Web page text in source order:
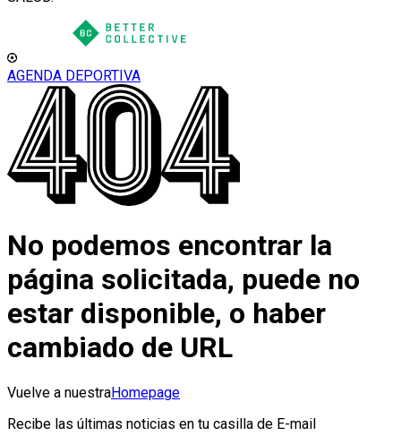
AGENDA DEPORTIVA
No podemos encontrar la
página solicitada, puede no
estar disponible, o haber
cambiado de URL
Vuelve a nuestraHomepage
Recibe las últimas noticias en tu casilla de E-mail